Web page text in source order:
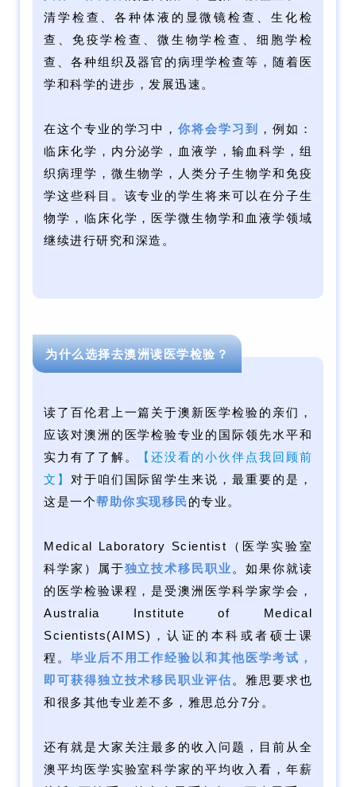
清学检查、各种体液的显微镜检查、生化检
查、免疫学检查、微生物学检查、细胞学检
查、各种组织及器官的病理学检查等，随着医
学和科学的进步，发展迅速。
在这个专业的学习中，你将会学习到
，例如：
临床化学，内分泌学，血液学，输血科学，组
织病理学，微生物学，人类分子生物学和免疫
学这些科目。该专业的学生将来可以在分子生
物学，临床化学，医学微生物学和血液学领域
继续进行研究和深造。
为什么选择去澳洲读医学检验？
读了百伦君上一篇关于澳新医学检验的亲们，
应该对澳洲的医学检验专业的国际领先水平和
实力有了了解。
【还没看的小伙伴点我回顾前
文】 对于咱们国际留学生来说，最重要的是，
这是一个帮助你实现移民的专业。
Medical Laboratory Scientist（医学实验室
科学家）属于独立技术移民职业 。如果你就读
的医学检验课程，是受澳洲医学科学家学会，
Australia Institute of Medical
Scientists(AIMS)，认证的本科或者硕士课
程。 毕业后不用工作经验以和其他医学考试，
即可获得独立技术移民职业评估 。雅思要求也
和很多其他专业差不多，雅思总分7分。
还有就是大家关注最多的收入问题，目前从全
澳平均医学实验室科学家的平均收入看，年薪